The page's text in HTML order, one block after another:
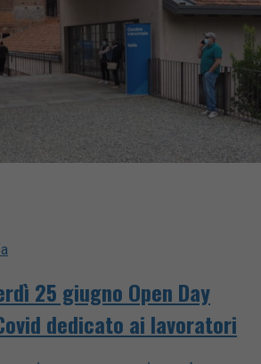
25 giugno Open Day
dedicato ai lavoratori